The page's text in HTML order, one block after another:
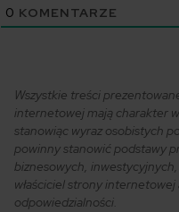
0 KOMENTARZE
Wszystkie treści
internetowej mają charakter
stanowiąc wyraz osobistych
powinny stanowić podstawy
biznesowych,
właściciel strony
odpowiedzialności.